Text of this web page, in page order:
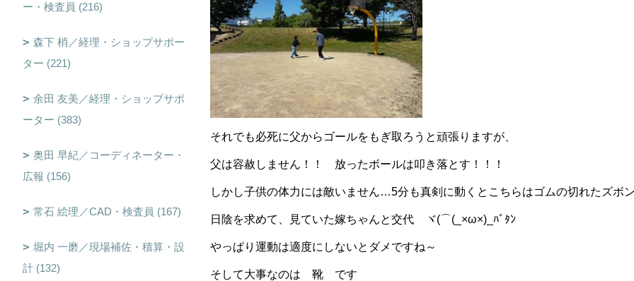
それでも必死に父からゴールをもぎ取ろうと頑張りますが、
父は容赦しません！！ 放ったボールは叩き落とす！！！
しかし子供の体力には敵いません…5分も真剣に動くとこちらはゴムの切れたズボ
日陰を求めて、見ていた嫁ちゃんと交代 ヾ(⌒(_×ω×)_ ﾊﾞﾀﾝ
やっぱり運動は適度にしないとダメですね～
そして大事なのは 靴 です
ー・検査員 (216)
森下 梢／経理・ショップサポー
ター (221)
余田 友美／経理・ショップサポ
ーター (383)
奥田 早紀／コーディネーター・
広報 (156)
常石 絵理／CAD・検査員 (167)
堀内 一磨／現場補佐・積算・設
計 (132)